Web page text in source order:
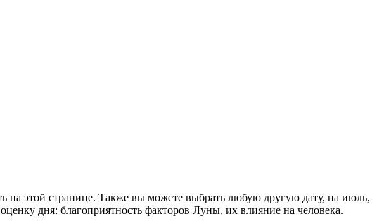
этой странице. Также вы можете выбрать любую другую дату, на июль,
дня: благоприятность факторов Луны, их влияние на человека.